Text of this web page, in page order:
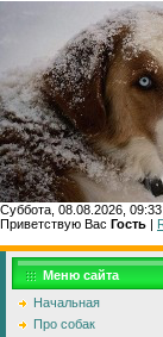
Суббота, 08.08.2026, 09:33
Приветствую Вас Гость |
Меню сайта
Начальная
Про собак